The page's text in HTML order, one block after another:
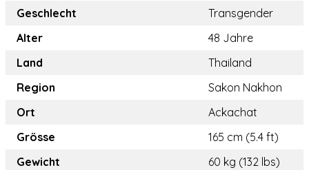
Geschlecht
Transgender
Alter
48 Jahre
Land
Thailand
Region
Sakon Nakhon
Ort
Ackachat
Grösse
165 cm (5.4 ft)
Gewicht
60 kg (132 lbs)